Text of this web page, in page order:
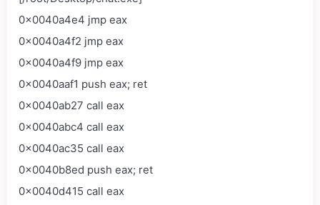
0x0040a4e4 jmp eax
0x0040a4f2 jmp eax
0x0040a4f9 jmp eax
0x0040aaf1 push eax; ret
0x0040ab27 call eax
0x0040abc4 call eax
0x0040ac35 call eax
0x0040b8ed push eax; ret
0x0040d415 call eax